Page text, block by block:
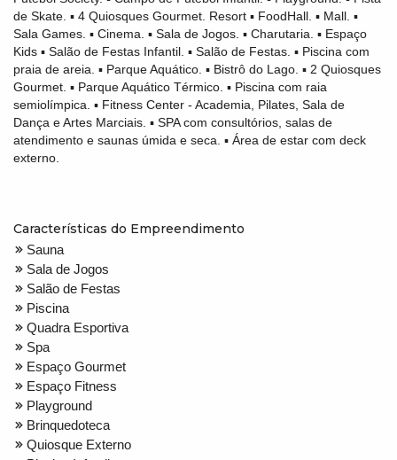
de Skate. ▪ 4 Quiosques Gourmet. Resort ▪ FoodHall. ▪ Mall. ▪
Sala Games. ▪ Cinema. ▪ Sala de Jogos. ▪ Charutaria. ▪ Espaço
Kids ▪ Salão de Festas Infantil. ▪ Salão de Festas. ▪ Piscina com
praia de areia. ▪ Parque Aquático. ▪ Bistrô do Lago. ▪ 2 Quiosques
Gourmet. ▪ Parque Aquático Térmico. ▪ Piscina com raia
semiolímpica. ▪ Fitness Center - Academia, Pilates, Sala de
Dança e Artes Marciais. ▪ SPA com consultórios, salas de
atendimento e saunas úmida e seca. ▪ Área de estar com deck
externo.
Características do Empreendimento
Sauna
Sala de Jogos
Salão de Festas
Piscina
Quadra Esportiva
Spa
Espaço Gourmet
Espaço Fitness
Playground
Brinquedoteca
Quiosque Externo